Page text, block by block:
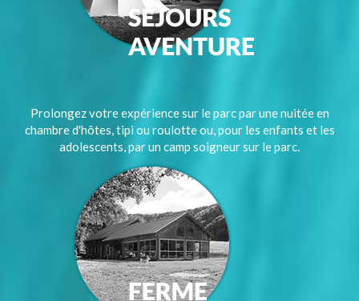
Prolongez votre expérience sur le parc par une nuitée en
chambre d'hôtes, tipi ou roulotte ou, pour les enfants et les
adolescents, par un camp soigneur sur le parc.